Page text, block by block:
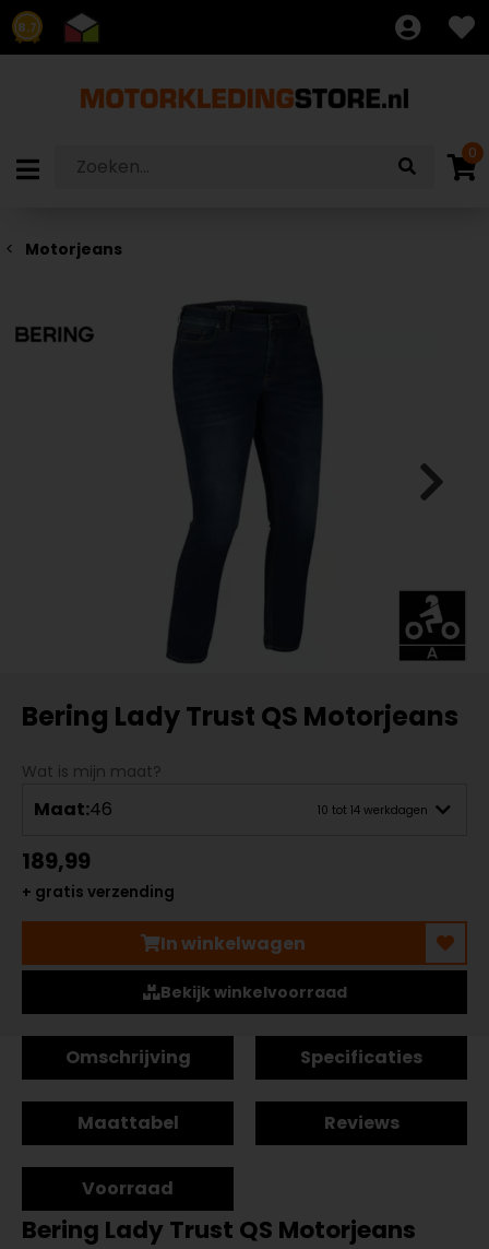
8.7
0
Motorjeans
Bering Lady Trust QS Motorjeans
Wat is mijn maat?
Maat:46 10 tot 14 werkdagen
189,99
+ gratis verzending
In winkelwagen
Bekijk winkelvoorraad
Omschrijving Specificaties
Maattabel Reviews
Voorraad
Bering Lady Trust QS Motorjeans